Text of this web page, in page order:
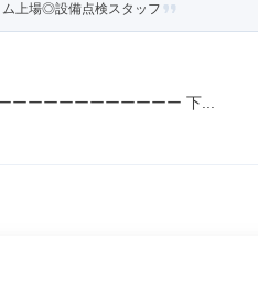
上場◎設備点検スタッフ
ーーーーーーーーーー 下...